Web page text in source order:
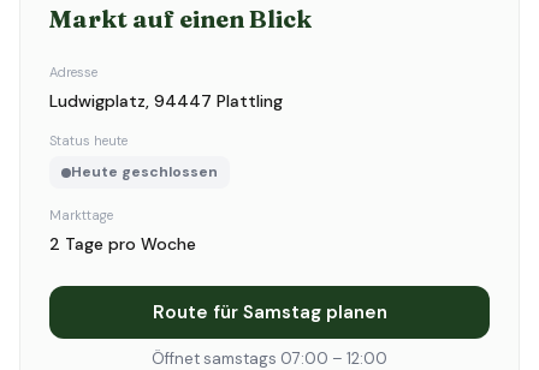
Markt auf einen Blick
Adresse
Ludwigplatz, 94447 Plattling
Status heute
Heute geschlossen
Markttage
2 Tage pro Woche
Route für Samstag planen
Öffnet samstags 07:00 – 12:00